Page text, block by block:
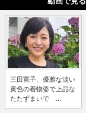
三田寛子、優雅な淡い
黄色の着物姿で上品な
たたずまいで ...